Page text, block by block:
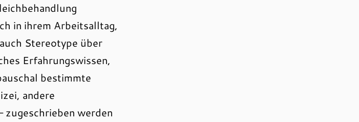
in ihrem Arbeitsalltag,
Stereotype über
Erfahrungswissen,
bestimmte
andere
werden